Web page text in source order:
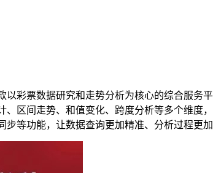
以彩票数据研究和走势分析为核心的综合服务
、区间走势、和值变化、跨度分析等多个维度
步等功能，让数据查询更加精准、分析过程更